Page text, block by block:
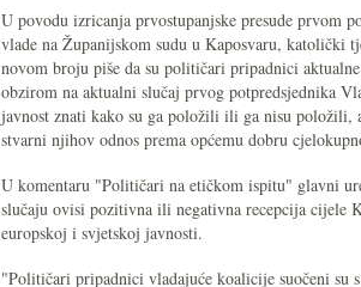
U povodu izricanja prvostupanjske presude prvom
vlade na Županijskom sudu u Kaposvaru, katolički
novom broju piše da su političari pripadnici
obzirom na aktualni slučaj prvog potpredsjednika
javnost znati kako su ga položili ili ga nisu položili,
stvarni njihov odnos prema općemu dobru
U komentaru "Političari na etičkom ispitu" glavni
slučaju ovisi pozitivna ili negativna recepcija
europskoj i svjetskoj javnosti.
"Političari pripadnici vladajuće koalicije suočeni su